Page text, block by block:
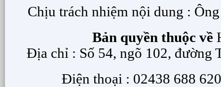
Chịu trách nhiệm nội dung :
Bản quyền thuộc về
Địa chỉ : Số 54, ngõ 102, đường
Điện thoại : 02438 688